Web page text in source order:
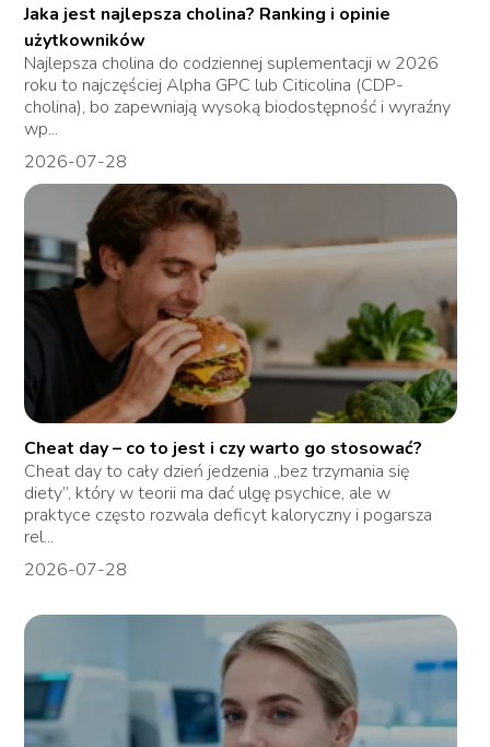
Jaka jest najlepsza cholina? Ranking i opinie
użytkowników
Najlepsza cholina do codziennej suplementacji w 2026
roku to najczęściej Alpha GPC lub Citicolina (CDP-
cholina), bo zapewniają wysoką biodostępność i wyraźny
wp...
2026-07-28
Cheat day – co to jest i czy warto go stosować?
Cheat day to cały dzień jedzenia „bez trzymania się
diety”, który w teorii ma dać ulgę psychice, ale w
praktyce często rozwala deficyt kaloryczny i pogarsza
rel...
2026-07-28